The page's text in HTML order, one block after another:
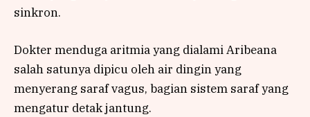
sinkron.
Dokter menduga aritmia yang dialami Aribeana
salah satunya dipicu oleh air dingin yang
menyerang saraf vagus, bagian sistem saraf yang
mengatur detak jantung.